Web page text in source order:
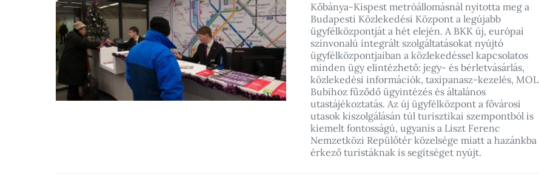
Kőbánya-Kispest metróállomásnál nyitotta meg a
Budapesti Közlekedési Központ a legújabb
ügyfélközpontját a hét elején. A BKK új, európai
színvonalú integrált szolgáltatásokat nyújtó
ügyfélközpontjaiban a közlekedéssel kapcsolatos
minden ügy elintézhető: jegy- és bérletvásárlás,
közlekedési információk, taxipanasz-kezelés, MOL
Bubihoz fűződő ügyintézés és általános
utastájékoztatás. Az új ügyfélközpont a fővárosi
utasok kiszolgálásán túl turisztikai szempontból is
kiemelt fontosságú, ugyanis a Liszt Ferenc
Nemzetközi Repülőtér közelsége miatt a hazánkba
érkező turistáknak is segítséget nyújt.